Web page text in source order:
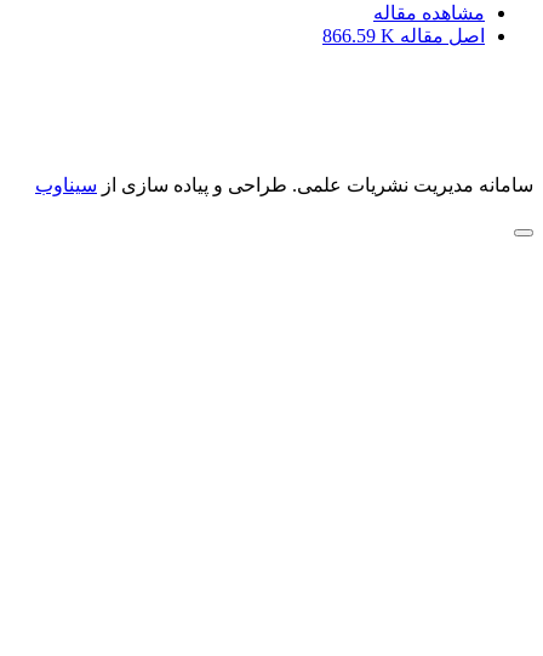
مشاهده مقاله
اصل مقاله 866.59 K
سامانه مدیریت نشریات علمی. طراحی و پیاده سازی از سیناوب